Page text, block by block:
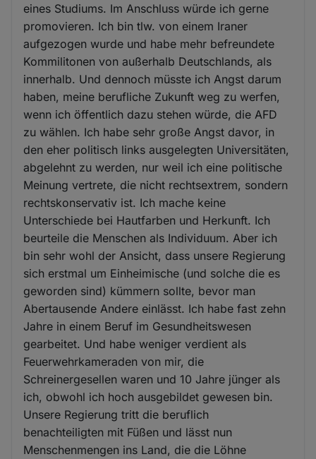
eines Studiums. Im Anschluss würde ich gerne
promovieren. Ich bin tlw. von einem Iraner
aufgezogen wurde und habe mehr befreundete
Kommilitonen von außerhalb Deutschlands, als
innerhalb. Und dennoch müsste ich Angst darum
haben, meine berufliche Zukunft weg zu werfen,
wenn ich öffentlich dazu stehen würde, die AFD
zu wählen. Ich habe sehr große Angst davor, in
den eher politisch links ausgelegten Universitäten,
abgelehnt zu werden, nur weil ich eine politische
Meinung vertrete, die nicht rechtsextrem, sondern
rechtskonservativ ist. Ich mache keine
Unterschiede bei Hautfarben und Herkunft. Ich
beurteile die Menschen als Individuum. Aber ich
bin sehr wohl der Ansicht, dass unsere Regierung
sich erstmal um Einheimische (und solche die es
geworden sind) kümmern sollte, bevor man
Abertausende Andere einlässt. Ich habe fast zehn
Jahre in einem Beruf im Gesundheitswesen
gearbeitet. Und habe weniger verdient als
Feuerwehrkameraden von mir, die
Schreinergesellen waren und 10 Jahre jünger als
ich, obwohl ich hoch ausgebildet gewesen bin.
Unsere Regierung tritt die beruflich
benachteiligten mit Füßen und lässt nun
Menschenmengen ins Land, die die Löhne